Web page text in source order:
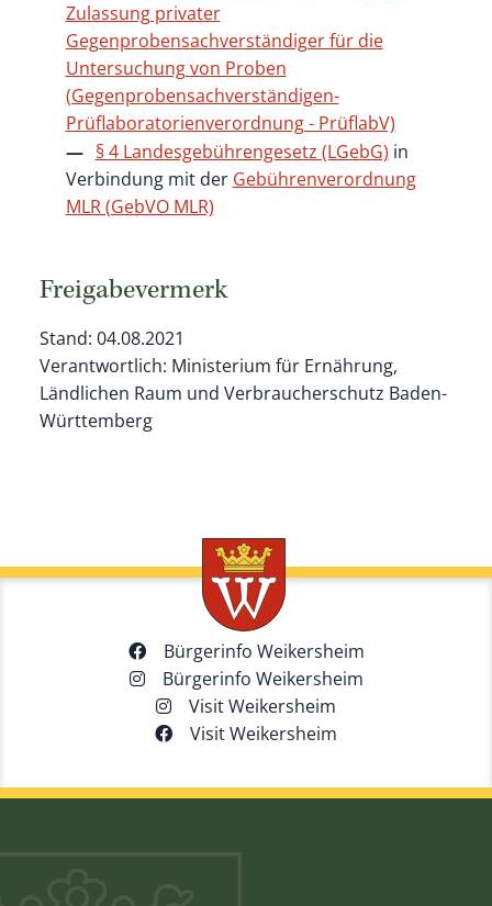
Zulassung privater
Gegenprobensachverständiger für die
Untersuchung von Proben
(Gegenprobensachverständigen-
Prüflaboratorienverordnung - PrüflabV)
§ 4 Landesgebührengesetz (LGebG) in
Verbindung mit der Gebührenverordnung
MLR (GebVO MLR)
Freigabevermerk
Stand: 04.08.2021
Verantwortlich: Ministerium für Ernährung,
Ländlichen Raum und Verbraucherschutz Baden-
Württemberg
Bürgerinfo Weikersheim
Bürgerinfo Weikersheim
Visit Weikersheim
Visit Weikersheim